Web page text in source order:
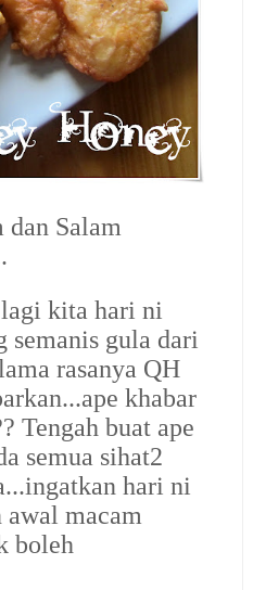
dan Salam
kita hari ni
semanis gula dari
rasanya QH
khabar
Tengah buat ape
semua sihat2
hari ni
awal macam
boleh